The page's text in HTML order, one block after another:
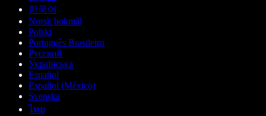
한국어
Norsk bokmål
Polski
Português Brasileiro
Русский
Українська
Español
Español (México)
Svenska
ไทย